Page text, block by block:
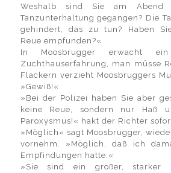
Weshalb sind Sie am
Tanzunterhaltung gegangen? Die
gehindert, das zu tun? Haben
Reue empfunden?«
In Moosbrugger erwacht
Zuchthauserfahrung, man müsse
Flackern verzieht Moosbruggers
»Gewiß!«
»Bei der Polizei haben Sie aber
keine Reue, sondern nur Haß
Paroxysmus!« hakt der Richter
»Möglich« sagt Moosbrugger,
vornehm. »Möglich, daß ich
Empfindungen hatte.«
»Sie sind ein großer, starker